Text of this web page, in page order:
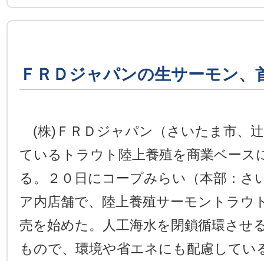
ＦＲＤジャパンの生サーモン、
(株)ＦＲＤジャパン（さいたま市、
ているトラウト陸上養殖を商業ベース
る。２０日にコープみらい（本部：さ
ア内店舗で、陸上養殖サーモントラウ
売を始めた。人工海水を閉鎖循環させ
もので、環境や省エネにも配慮してい